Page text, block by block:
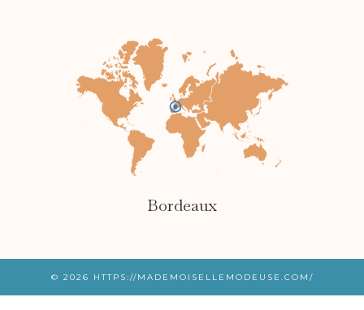
Bordeaux
© 2026 HTTPS://MADEMOISELLEMODEUSE.COM/